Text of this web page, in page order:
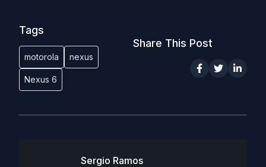
Tags
motorola nexus
Nexus 6
Share This Post
Sergio Ramos